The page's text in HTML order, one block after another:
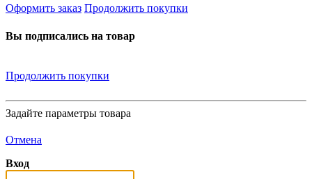
Оформить заказ Продолжить покупки
Вы подписались на товар
Продолжить покупки
Задайте параметры товара
Отмена
Вход